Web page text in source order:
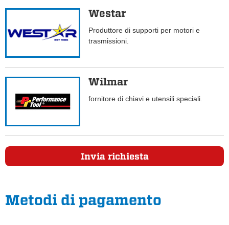
Westar
Produttore di supporti per motori e
trasmissioni.
Wilmar
fornitore di chiavi e utensili speciali.
Invia richiesta
Metodi di pagamento